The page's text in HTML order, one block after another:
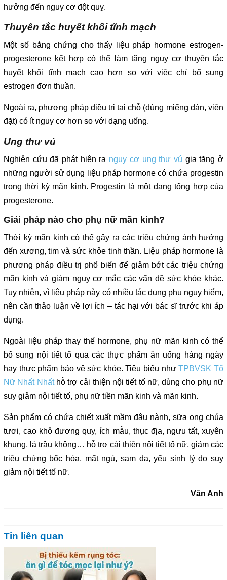
hưởng đến nguy cơ đột quỵ.
Thuyên tắc huyết khối tĩnh mạch
Một số bằng chứng cho thấy liệu pháp hormone estrogen-
progesterone kết hợp có thể làm tăng nguy cơ thuyên tắc
huyết khối tĩnh mạch cao hơn so với việc chỉ bổ sung
estrogen đơn thuần.
Ngoài ra, phương pháp điều trị tại chỗ (dùng miếng dán, viên
đặt) có ít nguy cơ hơn so với dạng uống.
Ung thư vú
Nghiên cứu đã phát hiện ra nguy cơ ung thư vú gia tăng ở
những người sử dụng liệu pháp hormone có chứa progestin
trong thời kỳ mãn kinh. Progestin là một dạng tổng hợp của
progesterone.
Giải pháp nào cho phụ nữ mãn kinh?
Thời kỳ mãn kinh có thể gây ra các triệu chứng ảnh hưởng
đến xương, tim và sức khỏe tinh thần. Liệu pháp hormone là
phương pháp điều trị phổ biến để giảm bớt các triệu chứng
mãn kinh và giảm nguy cơ mắc các vấn đề sức khỏe khác.
Tuy nhiên, vì liệu pháp này có nhiều tác dụng phụ nguy hiểm,
nên cần thảo luận về lợi ích – tác hại với bác sĩ trước khi áp
dụng.
Ngoài liệu pháp thay thế hormone, phụ nữ mãn kinh có thể
bổ sung nội tiết tố qua các thực phẩm ăn uống hàng ngày
hay thực phẩm bảo vệ sức khỏe. Tiêu biểu nhưTPBVSK Tố
Nữ Nhất Nhấthỗ trợ cải thiện nội tiết tố nữ, dùng cho phụ nữ
suy giảm nội tiết tố, phụ nữ tiền mãn kinh và mãn kinh.
Sản phẩm có chứa chiết xuất mầm đậu nành, sữa ong chúa
tươi, cao khô đương quy, ích mẫu, thục địa, ngưu tất, xuyên
khung, lá trầu không… hỗ trợ cải thiện nội tiết tố nữ, giảm các
triệu chứng bốc hỏa, mất ngủ, sạm da, yếu sinh lý do suy
giảm nội tiết tố nữ.
Vân Anh
Tin liên quan